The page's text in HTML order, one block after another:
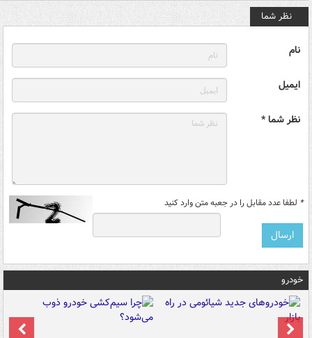
نظر شما
نام
ایمیل
نظر شما *
* لطفا عدد مقابل را در جعبه متن وارد کنید
خودرو